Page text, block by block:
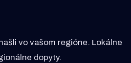
vo vašom regióne. Lokálne
dopyty.